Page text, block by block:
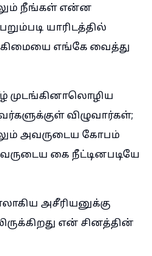
நீங்கள் என்ன
யாரிடத்தில்
எங்கே வைத்து
முடங்கினாலொழிய
விழுவார்கள்;
அவருடைய கோபம்
கை நீட்டினபடியே
அசீரியனுக்கு
என் சினத்தின்